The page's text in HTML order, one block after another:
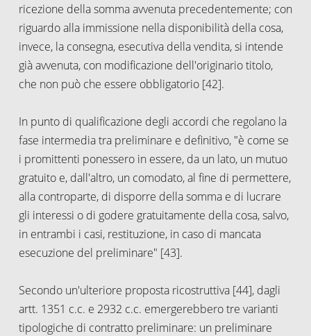
ricezione della somma avvenuta precedentemente; con
riguardo alla immissione nella disponibilità della cosa,
invece, la consegna, esecutiva della vendita, si intende
già avvenuta, con modificazione dell'originario titolo,
che non può che essere obbligatorio [42].
In punto di qualificazione degli accordi che regolano la
fase intermedia tra preliminare e definitivo, "è come se
i promittenti ponessero in essere, da un lato, un mutuo
gratuito e, dall'altro, un comodato, al fine di permettere,
alla controparte, di disporre della somma e di lucrare
gli interessi o di godere gratuitamente della cosa, salvo,
in entrambi i casi, restituzione, in caso di mancata
esecuzione del preliminare" [43].
Secondo un'ulteriore proposta ricostruttiva [44], dagli
artt. 1351 c.c. e 2932 c.c. emergerebbero tre varianti
tipologiche di contratto preliminare: un preliminare